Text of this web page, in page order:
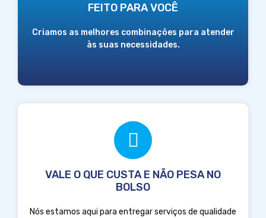
FEITO PARA VOCÊ
Criamos as melhores combinações para atender
às suas necessidades.
VALE O QUE CUSTA E NÃO PESA NO
BOLSO
Nós estamos aqui para entregar serviços de qualidade